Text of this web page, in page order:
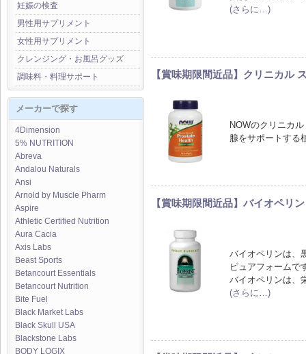
妊娠の検査
男性用サプリメント
女性用サプリメント
クレンジング・お風呂グッズ
調味料・料理サポート
メーカーで探す
4Dimension
5% NUTRITION
Abreva
Andalou Naturals
Ansi
Arnold by Muscle Pharm
Aspire
Athletic Certified Nutrition
Aura Cacia
Axis Labs
Beast Sports
Betancourt Essentials
Betancourt Nutrition
Bite Fuel
Black Market Labs
Black Skull USA
Blackstone Labs
BODY LOGIX
(さらに…)
【賞味期限間近品】クリニカル
NOWのクリニカ
腺をサポートする
【賞味期限間近品】バイオペリ
バイオペリンは、
ピュアフォームで
バイオペリンは、
(さらに…)